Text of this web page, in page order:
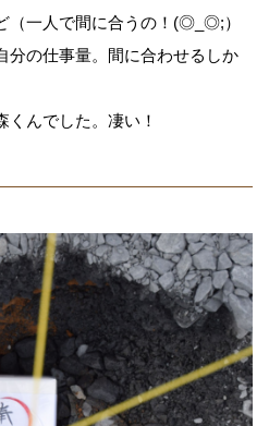
（一人で間に合うの！(◎_◎;）
分の仕事量。間に合わせるしか
くんでした。凄い！